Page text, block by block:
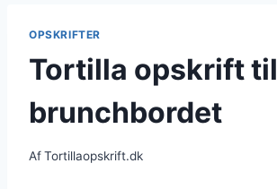
OPSKRIFTER
Tortilla opskrift til
brunchbordet
AfTortillaopskrift.dk